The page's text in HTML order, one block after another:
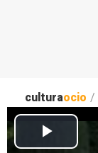
culturaocio /